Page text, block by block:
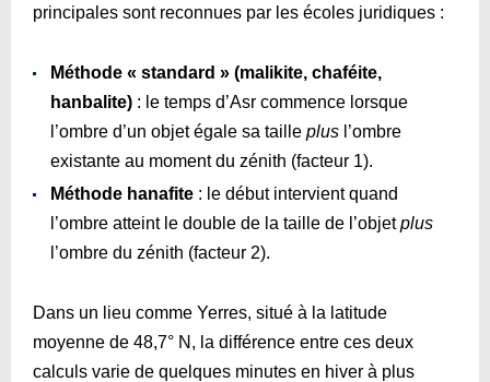
principales sont reconnues par les écoles juridiques :
Méthode « standard » (malikite, chaféite,
hanbalite) : le temps d’Asr commence lorsque
l’ombre d’un objet égale sa taille plus l’ombre
existante au moment du zénith (facteur 1).
Méthode hanafite : le début intervient quand
l’ombre atteint le double de la taille de l’objetplus
l’ombre du zénith (facteur 2).
Dans un lieu comme Yerres, situé à la latitude
moyenne de 48,7° N, la différence entre ces deux
calculs varie de quelques minutes en hiver à plus